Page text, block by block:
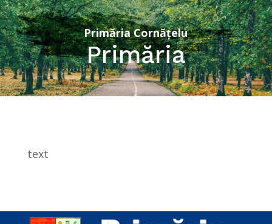
Primăria Cornățelu
Primăria
text